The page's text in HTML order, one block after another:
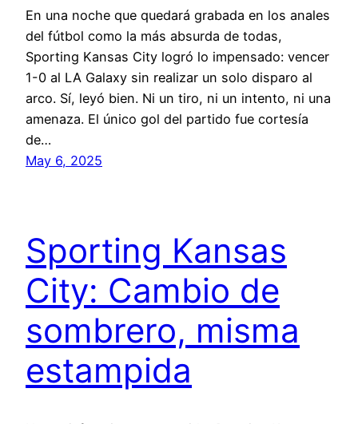
En una noche que quedará grabada en los anales
del fútbol como la más absurda de todas,
Sporting Kansas City logró lo impensado: vencer
1-0 al LA Galaxy sin realizar un solo disparo al
arco. Sí, leyó bien. Ni un tiro, ni un intento, ni una
amenaza. El único gol del partido fue cortesía
de…
May 6, 2025
Sporting Kansas
City: Cambio de
sombrero, misma
estampida